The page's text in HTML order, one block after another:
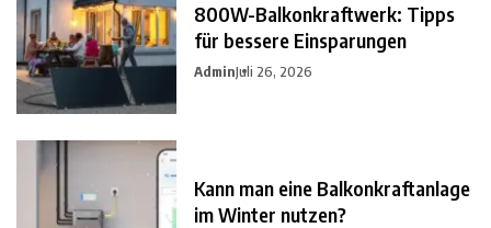
800W-Balkonkraftwerk: Tipps
für bessere Einsparungen
AdminJuli 26, 2026
Kann man eine Balkonkraftanlage
im Winter nutzen?